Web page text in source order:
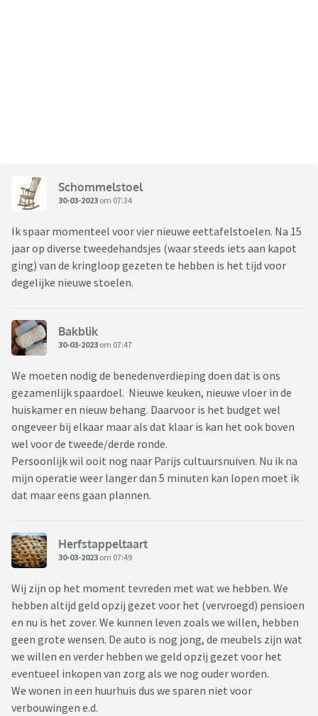
Schommelstoel
30-03-2023 om 07:34
Ik spaar momenteel voor vier nieuwe eettafelstoelen. Na 15
jaar op diverse tweedehandsjes (waar steeds iets aan kapot
ging) van de kringloop gezeten te hebben is het tijd voor
degelijke nieuwe stoelen.
Bakblik
30-03-2023 om 07:47
We moeten nodig de benedenverdieping doen dat is ons
gezamenlijk spaardoel. Nieuwe keuken, nieuwe vloer in de
huiskamer en nieuw behang. Daarvoor is het budget wel
ongeveer bij elkaar maar als dat klaar is kan het ook boven
wel voor de tweede/derde ronde.
Persoonlijk wil ooit nog naar Parijs cultuursnuiven. Nu ik na
mijn operatie weer langer dan 5 minuten kan lopen moet ik
dat maar eens gaan plannen.
Herfstappeltaart
30-03-2023 om 07:49
Wij zijn op het moment tevreden met wat we hebben. We
hebben altijd geld opzij gezet voor het (vervroegd) pensioen
en nu is het zover. We kunnen leven zoals we willen, hebben
geen grote wensen. De auto is nog jong, de meubels zijn wat
we willen en verder hebben we geld opzij gezet voor het
eventueel inkopen van zorg als we nog ouder worden.
We wonen in een huurhuis dus we sparen niet voor
verbouwingen e.d.